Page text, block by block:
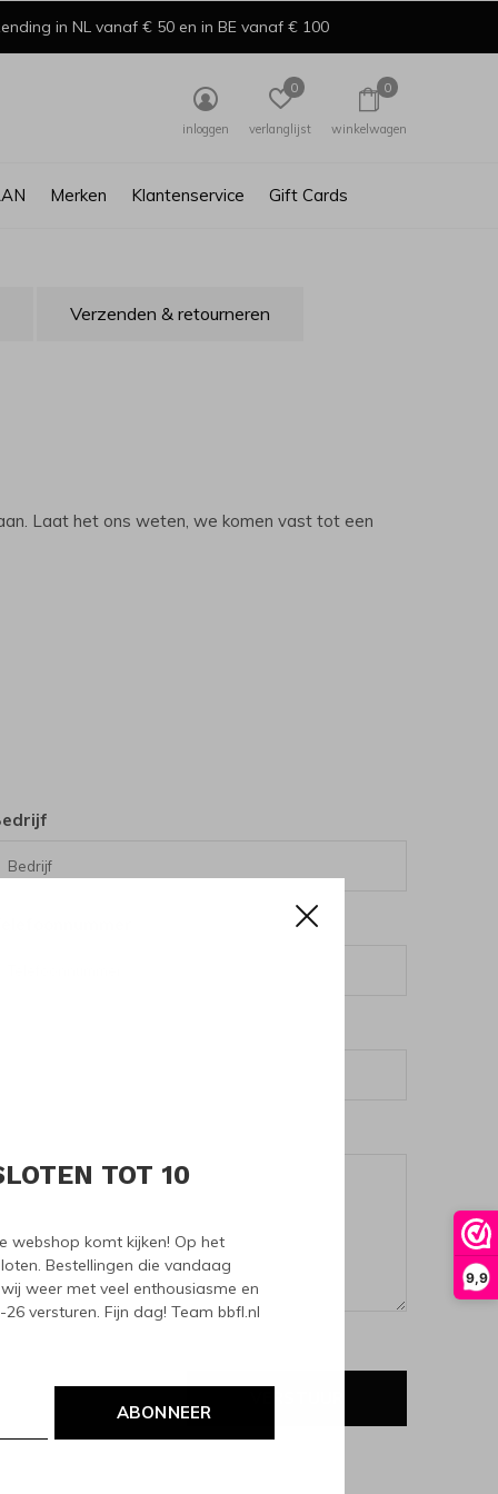
9,9
TOT 10
webshop komt kijken! Op het
Bestellingen die vandaag
weer met veel enthousiasme en
versturen. Fijn dag! Team bbfl.nl
ABONNEER
Merken Klantenservice Gift Cards
inloggen verlanglijst
0
winkelwagen
0
in NL vanaf € 50 en in BE vanaf € 100
Verzenden & retourneren
Laat het ons weten, we komen vast tot een